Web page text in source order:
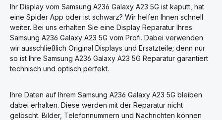
auch als Geschäfts- und Industriekunde Ihr Samsung
A236 Galaxy A23 5G uns zuzusenden und reparieren
zu lassen. Ein Kostenvoranschlag ist bei uns kostenlos.
Bei nicht durchgeführter Reparatur, wie z. B. bei
Totalschaden oder nicht wirtschaftlich sinnvollen
Reparaturen, berechnen wir keine Arbeitsleistung.
A23 5G Handy Ersatzteilen, welche überwiegend sofort
verfügbar sind, entstehen keine langen Wartezeiten
der Reparaturen.
Ihr Display vom Samsung A236 Galaxy A23 5G ist kaputt, hat
eine Spider App oder ist schwarz? Wir helfen Ihnen schnell
weiter. Bei uns erhalten Sie eine Display Reparatur Ihres
Samsung A236 Galaxy A23 5G vom Profi. Dabei verwenden
wir ausschließlich Original Displays und Ersatzteile; denn nur
so ist Ihre Samsung A236 Galaxy A23 5G Reparatur garantiert
technisch und optisch perfekt.
Ihre Daten auf Ihrem Samsung A236 Galaxy A23 5G bleiben
dabei erhalten. Diese werden mit der Reparatur nicht
gelöscht. Bilder, Telefonnummern und Nachrichten können